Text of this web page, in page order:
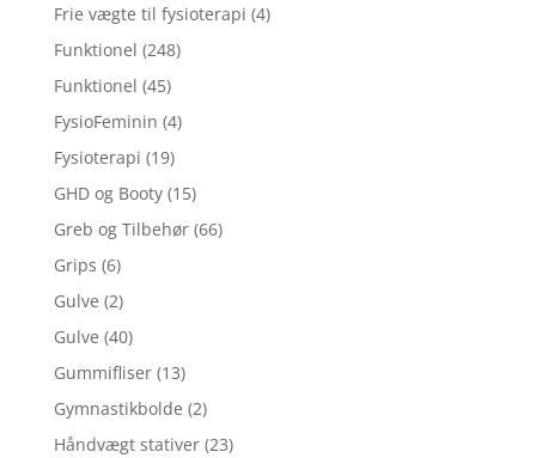
Frie vægte til fysioterapi (4)
Funktionel (248)
Funktionel (45)
FysioFeminin (4)
Fysioterapi (19)
GHD og Booty (15)
Greb og Tilbehør (66)
Grips (6)
Gulve (2)
Gulve (40)
Gummifliser (13)
Gymnastikbolde (2)
Håndvægt stativer (23)